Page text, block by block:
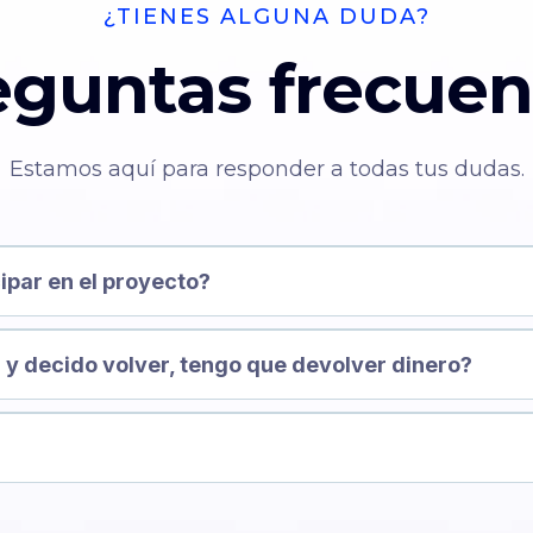
¿TIENES ALGUNA DUDA?
Estamos aquí para responder a todas tus dudas.
en el proyecto?
y decido volver, tengo que devolver dinero?